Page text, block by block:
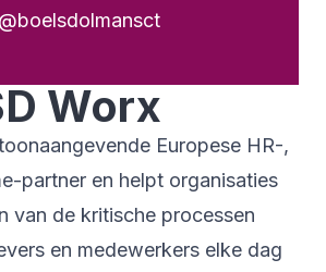
Worx
Europese HR-,
partner en helpt organisaties
van de kritische processen
en medewerkers elke dag